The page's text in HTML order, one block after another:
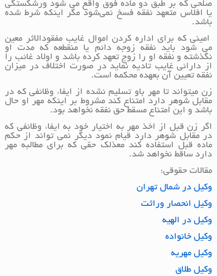
صلحي كه بر طبق دو ماده فوق واقع مي شود ورشكستگي
يا افلاس متعهد نفقه فسخ نمي‌شود مگر اينكه شرط شده
باشد.
اميني كه براي اداره كردن اموال غايب مفقودالاثر معين
مي‌ شود بايد نفقه زوجه دائم يا منقطعه كه مدت او
نگذشته و نفقه او را زوج‌ تعهد کرده باشد و اولاد غائب را
از دارائي غايب تاديه نمايد در صورت اختلاف در ميزان
نفقه تعيين آن بعهده محكمه است.
زن ميتواند تا مهر باو تسليم نشده از ايفاء وظائفي كه در
مقابل شوهر دارد امتناع كند مشروط بر اينكه مهر او حال
باشد و اين امتناع ‌مسقط حق نفقه نخواهد بود.
اگر زن قبل از اخذ مهر به اختیار خود به ايفاء وظائفي كه
در مقابل شوهر دارد قيام نمود ديگر نمي تواند از حکم
ماده قبل استفاده كند ‌معذلك حقي كه براي مطالبه مهر
دارد ساقط نخواهد شد.
مقالات حقوقی:
وکیل در شمال تهران
وکیل انحصار وراثت
وکیل در الهیه
وکیل خانواده
وکیل مهریه
وکیل طلاق